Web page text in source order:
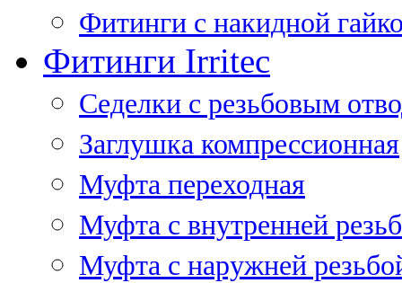
Фитинги с накидной
Фитинги Irritec
Седелки с резьбовым
Заглушка компрессионная
Муфта переходная
Муфта с внутренней
Муфта с наружней